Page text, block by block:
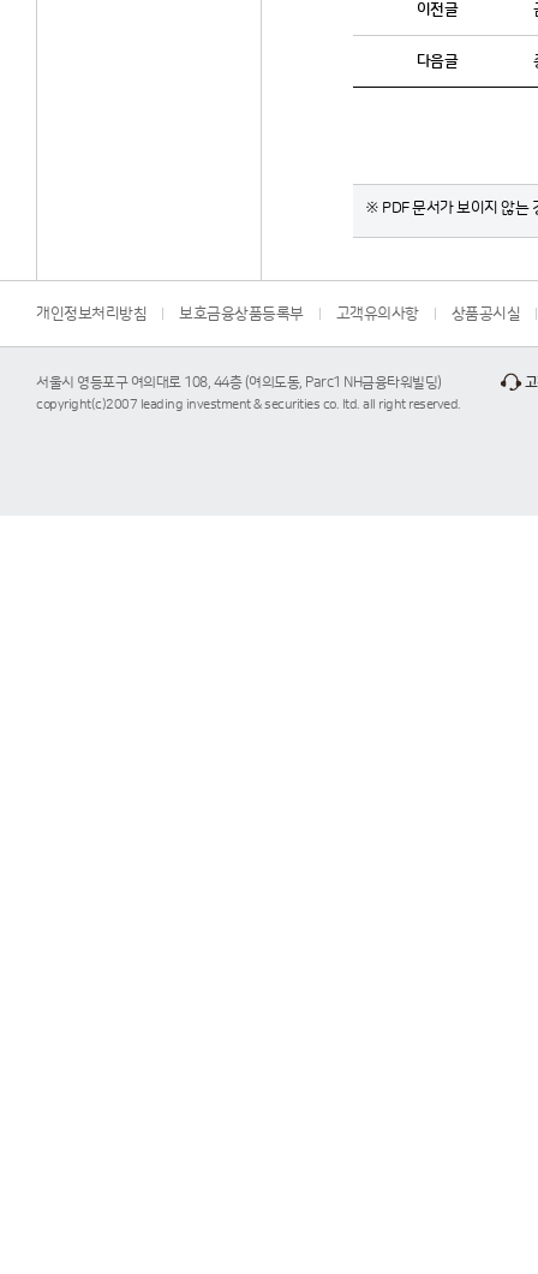
이전글
다음글
※ PDF 문서가 보이지 않는
개인정보처리방침 보호금융상품등록부 고객유의사항 상품공시실
서울시 영등포구 여의대로 108, 44층 (여의도동, Parc1 NH금융타워빌딩)
copyright(c)2007 leading investment & securities co. ltd. all right reserved.